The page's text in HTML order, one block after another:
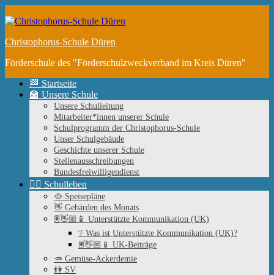
Inhalt
Christophorus-Schule Düren
Förderschule des "Förderschulzweckverband im Kreis Düren"
🏁 Startseite
🏫 Unsere Schule
Unsere Schulleitung
Mitarbeiter*innen unserer Schule
Schulprogramm der Christophorus-Schule
Unser Schulgebäude
Geschichte unserer Schule
Stellenausschreibungen
Bundesfreiwilligendienst
🤹‍♀️ Schulleben
🥘 Speisepläne
👋 Gebärden des Monats
🖲👋🏼📱 Unterstützte Kommunikation (UK)
❔ Was ist Unterstützte Kommunikation (UK)?
🖲👋🏼📱 UK-Beiträge
🥕 Gemüse-Ackerdemie
👫 SV